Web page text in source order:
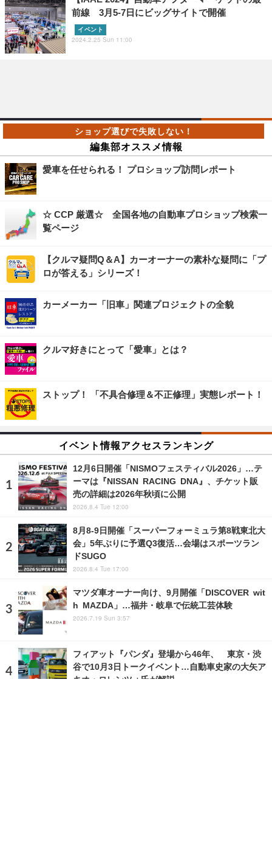
前線 3月5-7日にビッグサイトで開催
イベント
2024.2.25 Sun 11:00
編集部オススメ情報
愛車を任せられる！ プロショップ訪問レポート
☆ CCP 厳選☆ 全国各地の自動車プロショップ検索一
覧ページ
【クルマ疑問Q＆A】カーオーナーの素朴な疑問に「プ
ロが答える」シリーズ！
カーメーカー「旧車」関連プロジェクトの全貌
クルマ好きにとって「愛車」とは？
ストップ！ 「不具合修理＆不正修理」実態レポート！
イベント情報アクセスランキング
12月6日開催「NISMOフェスティバル2026」…テ
ーマは『NISSAN RACING DNA』、チケット販
売の詳細は2026年秋頃に公開
2026.8.4 Tue 12:00
8月8‐9日開催「スーパーフォーミュラ第8戦東北大
会」5年ぶりに予選Q3復活…会場はスポーツラン
ドSUGO
2026.8.4 Tue 17:00
マツダ車オーナー向け、9月開催「DISCOVER wit
h MAZDA」…福井・岐阜で伝統工芸体験
2026.7.19 Sun 3:57
フィアット『パンダ』登場から46年、 東京・渋
谷で10月3日トークイベント…自動車史家の大矢ア
キオ・ロレンツォ氏が解説